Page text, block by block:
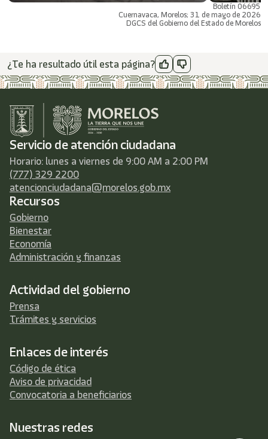
Boletín 06695
Cuernavaca, Morelos; 31 de mayo de 2026
DGCS del Gobierno del Estado de Morelos
¿Te ha resultado útil esta página?
Servicio de atención ciudadana
Horario: lunes a viernes de 9:00 AM a 2:00 PM
(777) 329 2200
atencionciudadana@morelos.gob.mx
Recursos
Gobierno
Bienestar
Economía
Administración y finanzas
Actividad del gobierno
Prensa
Trámites y servicios
Enlaces de interés
Código de ética
Aviso de privacidad
Convocatoria a beneficiarios
Nuestras redes